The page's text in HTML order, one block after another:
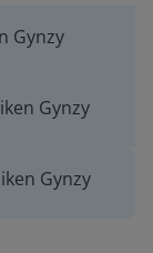
Gynzy
Gynzy
Gynzy